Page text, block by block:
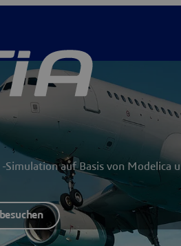
auf Basis von Modelica